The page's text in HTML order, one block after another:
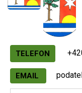
TELEFON
EMAIL